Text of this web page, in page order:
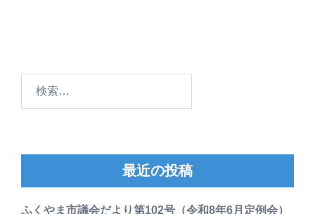
最近の投稿
ふくやま市議会だより第102号（令和8年6月定例会）